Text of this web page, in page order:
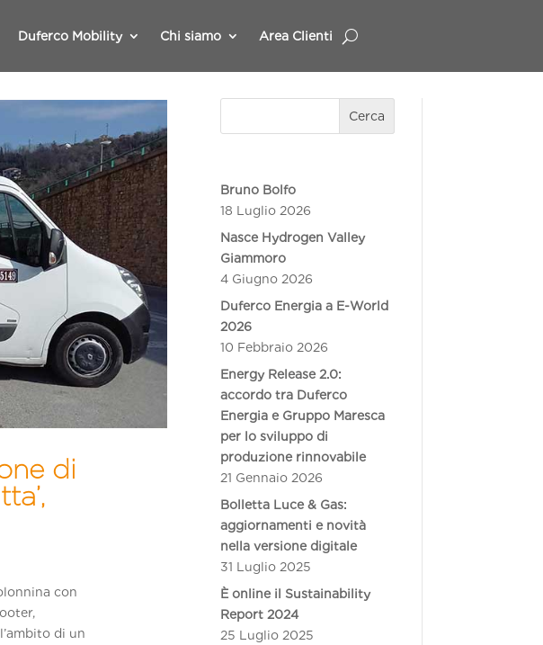
Duferco Mobility Chi siamo Area Clienti
di
con
di un
Cerca
Bruno Bolfo
18 Luglio 2026
Nasce Hydrogen Valley
Giammoro
4 Giugno 2026
Duferco Energia a E-World
2026
10 Febbraio 2026
Energy Release 2.0:
accordo tra Duferco
Energia e Gruppo Maresca
per lo sviluppo di
produzione rinnovabile
21 Gennaio 2026
Bolletta Luce & Gas:
aggiornamenti e novità
nella versione digitale
31 Luglio 2025
È online il Sustainability
Report 2024
25 Luglio 2025